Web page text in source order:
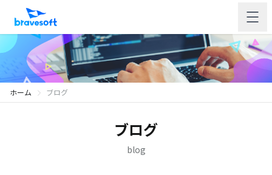
ホーム ブログ
ブログ
blog